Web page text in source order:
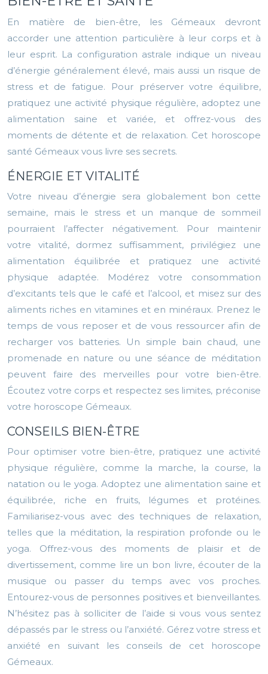
En matière de bien-être, les Gémeaux devront
accorder une attention particulière à leur corps et à
leur esprit. La configuration astrale indique un niveau
d’énergie généralement élevé, mais aussi un risque de
stress et de fatigue. Pour préserver votre équilibre,
pratiquez une activité physique régulière, adoptez une
alimentation saine et variée, et offrez-vous des
moments de détente et de relaxation. Cet horoscope
santé Gémeaux vous livre ses secrets.
ÉNERGIE ET VITALITÉ
Votre niveau d’énergie sera globalement bon cette
semaine, mais le stress et un manque de sommeil
pourraient l’affecter négativement. Pour maintenir
votre vitalité, dormez suffisamment, privilégiez une
alimentation équilibrée et pratiquez une activité
physique adaptée. Modérez votre consommation
d’excitants tels que le café et l’alcool, et misez sur des
aliments riches en vitamines et en minéraux. Prenez le
temps de vous reposer et de vous ressourcer afin de
recharger vos batteries. Un simple bain chaud, une
promenade en nature ou une séance de méditation
peuvent faire des merveilles pour votre bien-être.
Écoutez votre corps et respectez ses limites, préconise
votre horoscope Gémeaux.
CONSEILS BIEN-ÊTRE
Pour optimiser votre bien-être, pratiquez une activité
physique régulière, comme la marche, la course, la
natation ou le yoga. Adoptez une alimentation saine et
équilibrée, riche en fruits, légumes et protéines.
Familiarisez-vous avec des techniques de relaxation,
telles que la méditation, la respiration profonde ou le
yoga. Offrez-vous des moments de plaisir et de
divertissement, comme lire un bon livre, écouter de la
musique ou passer du temps avec vos proches.
Entourez-vous de personnes positives et bienveillantes.
N’hésitez pas à solliciter de l’aide si vous vous sentez
dépassés par le stress ou l’anxiété. Gérez votre stress et
anxiété en suivant les conseils de cet horoscope
Gémeaux.